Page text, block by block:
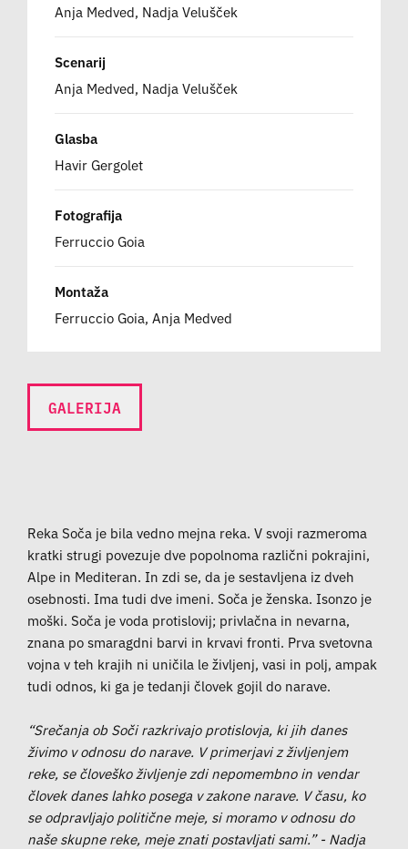
Anja Medved, Nadja Velušček
Scenarij
Anja Medved, Nadja Velušček
Glasba
Havir Gergolet
Fotografija
Ferruccio Goia
Montaža
Ferruccio Goia, Anja Medved
GALERIJA
Reka Soča je bila vedno mejna reka. V svoji razmeroma
kratki strugi povezuje dve popolnoma različni pokrajini,
Alpe in Mediteran. In zdi se, da je sestavljena iz dveh
osebnosti. Ima tudi dve imeni. Soča je ženska. Isonzo je
moški. Soča je voda protislovij; privlačna in nevarna,
znana po smaragdni barvi in krvavi fronti. Prva svetovna
vojna v teh krajih ni uničila le življenj, vasi in polj, ampak
tudi odnos, ki ga je tedanji človek gojil do narave.
“Srečanja ob Soči razkrivajo protislovja, ki jih danes
živimo v odnosu do narave. V primerjavi z življenjem
reke, se človeško življenje zdi nepomembno in vendar
človek danes lahko posega v zakone narave. V času, ko
se odpravljajo politične meje, si moramo v odnosu do
naše skupne reke, meje znati postavljati sami.” - Nadja